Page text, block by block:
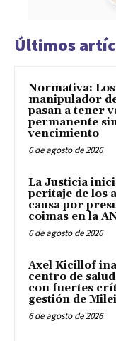
Últimos
Normativa:
manipulador
pasan a tener
permanente
vencimiento
6 de agosto de 2026
La Justicia
peritaje de los
causa por
coimas en la
6 de agosto de 2026
Axel Kicillof
centro de
con fuertes
gestión de Milei
6 de agosto de 2026